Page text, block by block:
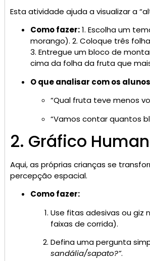
Esta atividade ajuda a visualizar a
Como fazer:1. Escolha um
morango). 2. Coloque três
3. Entregue um bloco de
cima da folha da fruta que
O que analisar com os
“Qual fruta teve menos
“Vamos contar quantos
2. Gráfico
Aqui, as próprias crianças se
percepção espacial.
Como fazer:
Use fitas adesivas ou giz
faixas de corrida).
Defina uma pergunta
sandália/sapato?”.